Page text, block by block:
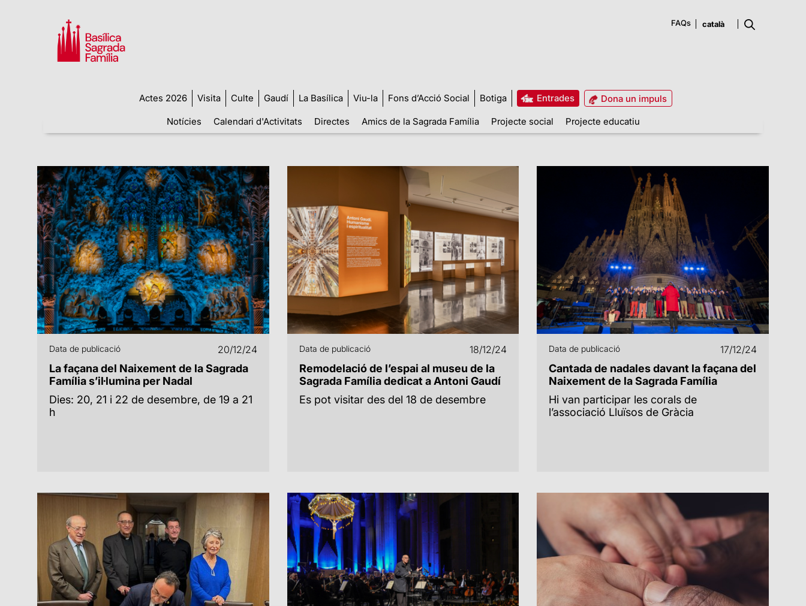
FAQs
Actes 2026 Visita Culte Gaudí La Basílica Viu-la Fons d’Acció Social Botiga Entrades
Dona un impuls
Notícies
Calendari d'Activitats Directes Amics de la Sagrada Família Projecte social Projecte educatiu
Data de publicació 20/12/24
La façana del Naixement de la Sagrada
Família s’il·lumina per Nadal
Dies: 20, 21 i 22 de desembre, de 19 a 21
h
Data de publicació 18/12/24
Remodelació de l’espai al museu de la
Sagrada Família dedicat a Antoni Gaudí
Es pot visitar des del 18 de desembre
Data de publicació 17/12/24
Cantada de nadales davant la façana del
Naixement de la Sagrada Família
Hi van participar les corals de
l’associació Lluïsos de Gràcia